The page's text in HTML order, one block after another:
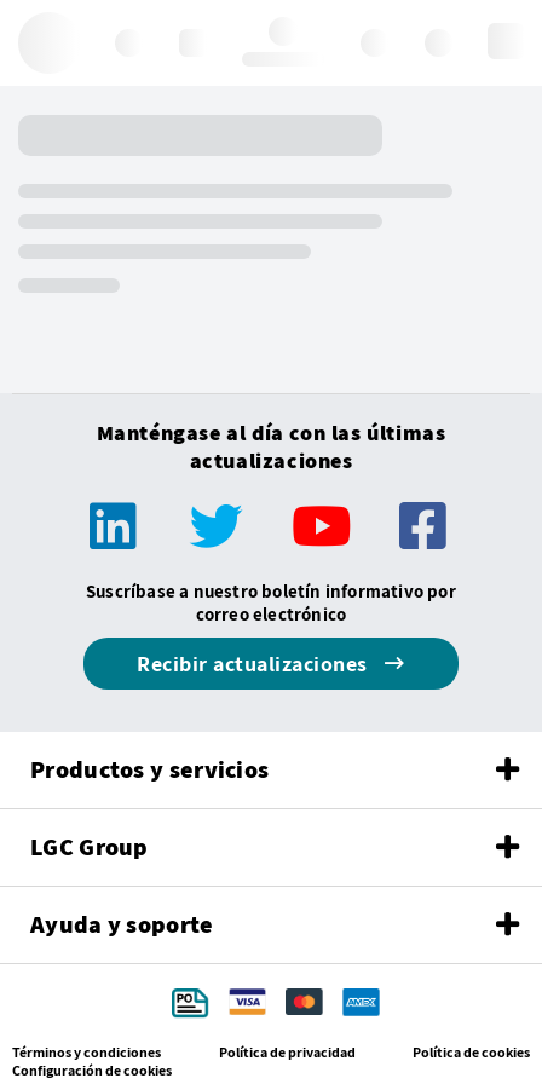
Manténgase al día con las últimas
actualizaciones
Suscríbase a nuestro boletín informativo por
correo electrónico
Recibir actualizaciones
Productos y servicios
LGC Group
Ayuda y soporte
Términos y condiciones Política de privacidad
Política de cookies
Configuración de cookies